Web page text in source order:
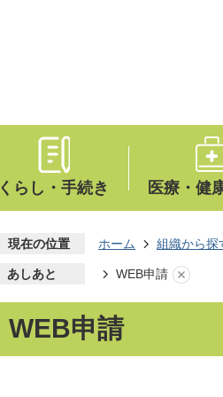
くらし・手続き 医療・健
現在の位置 ホーム 組織から探
あしあと WEB申請
WEB申請